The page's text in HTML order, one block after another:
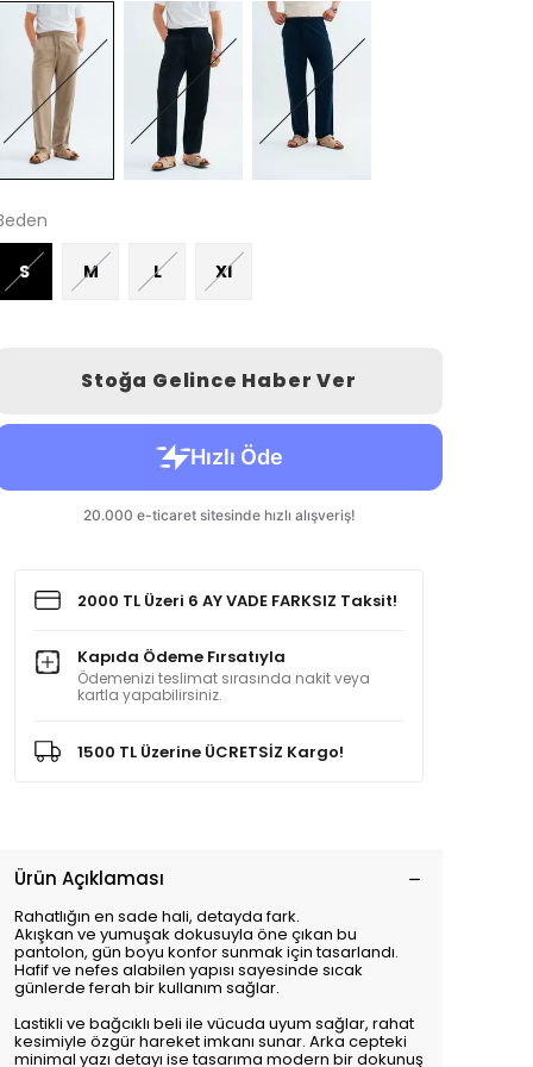
S M L Xl
Stoğa Gelince Haber Ver
2000 TL Üzeri 6 AY VADE FARKSIZ Taksit!
Kapıda Ödeme Fırsatıyla
Ödemenizi teslimat sırasında nakit veya
kartla yapabilirsiniz.
1500 TL Üzerine ÜCRETSİZ Kargo!
Ürün Açıklaması
Rahatlığın en sade hali, detayda fark.
Akışkan ve yumuşak dokusuyla öne çıkan bu
pantolon, gün boyu konfor sunmak için tasarlandı.
Hafif ve nefes alabilen yapısı sayesinde sıcak
günlerde ferah bir kullanım sağlar.
Lastikli ve bağcıklı beli ile vücuda uyum sağlar, rahat
kesimiyle özgür hareket imkanı sunar. Arka cepteki
minimal yazı detayı ise tasarıma modern bir dokunuş